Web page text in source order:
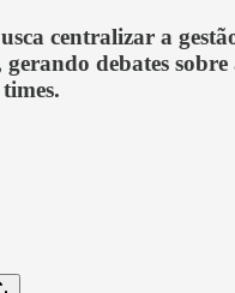
centralizar a
gerando debates